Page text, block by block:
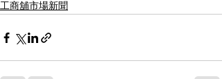
工商舖市場新聞